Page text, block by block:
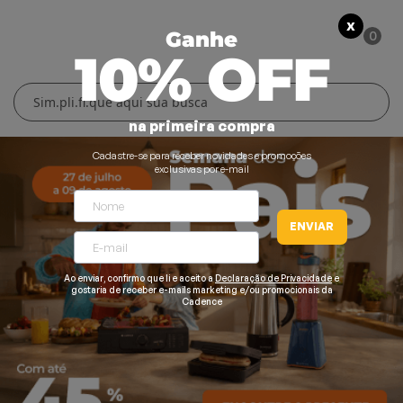
0
X
Ganhe
10% OFF
na primeira compra
Cadastre-se para receber novidades e promoções
exclusivas por e-mail
ENVIAR
Ao enviar, confirmo que li e aceito a Declaração de Privacidadee
gostaria de receber e-mails marketing e/ou promocionais da
Cadence
Cozinha
Blenders
Liquidificadores
Grills e Sanduicheiras
Chaleiras Elétricas
Cafeteiras
Fritadeiras
Lar
Ferros e Passadeiras
Conforto Térmico
Aquecedores
Climatizadores
Ventiladores
Cuidados Pessoais
Escovas Secadoras
Secadores
Cortadores de Cabelo
Pranchas